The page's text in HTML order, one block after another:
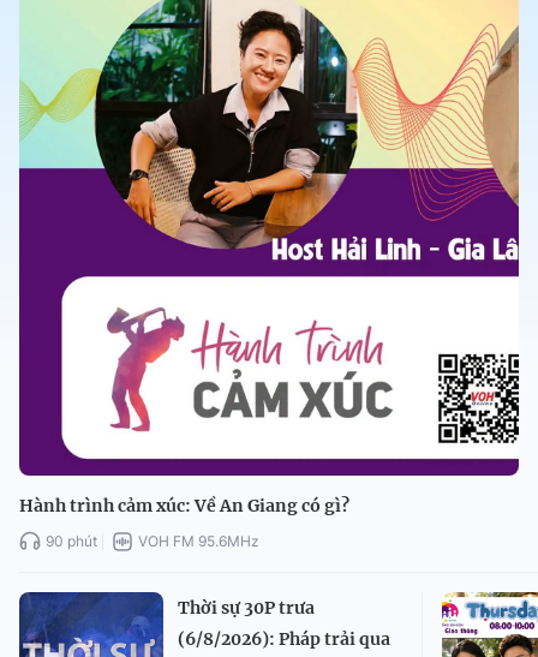
Hành trình cảm xúc: Về An Giang có gì?
90 phút VOH FM 95.6MHz
Thời sự 30P trưa
(6/8/2026): Pháp trải qua